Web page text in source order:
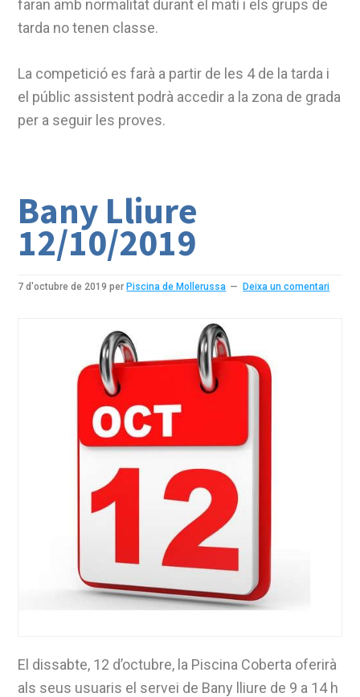
faran amb normalitat durant el matí i els grups de
tarda no tenen classe.
La competició es farà a partir de les 4 de la tarda i
el públic assistent podrà accedir a la zona de grada
per a seguir les proves.
Bany Lliure
12/10/2019
7 d'octubre de 2019 per Piscina de Mollerussa Deixa un comentari
El dissabte, 12 d’octubre, la Piscina Coberta oferirà
als seus usuaris el servei de Bany lliure de 9 a 14 h